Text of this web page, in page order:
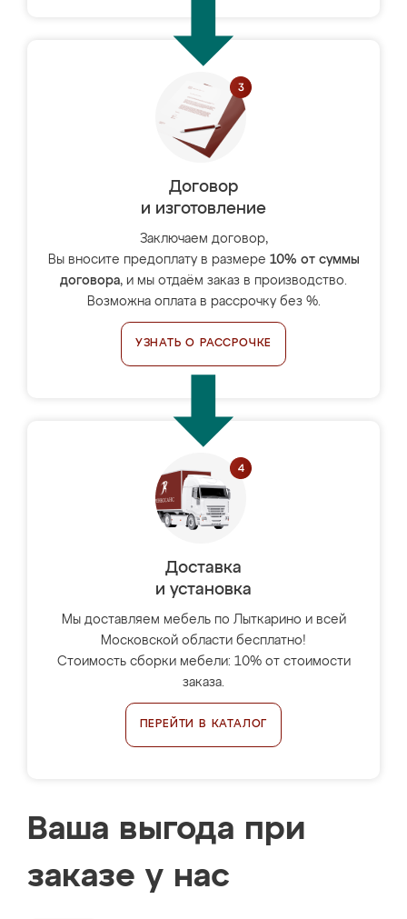
Договор
и изготовление
Заключаем договор,
Вы вносите предоплату в размере 10% от суммы
договора, и мы отдаём заказ в производство.
Возможна оплата в рассрочку без %.
УЗНАТЬ О РАССРОЧКЕ
Доставка
и установка
Мы доставляем мебель по Лыткарино и всей
Московской области бесплатно!
Стоимость сборки мебели: 10% от стоимости
заказа.
ПЕРЕЙТИ В КАТАЛОГ
Ваша выгода при
заказе у нас